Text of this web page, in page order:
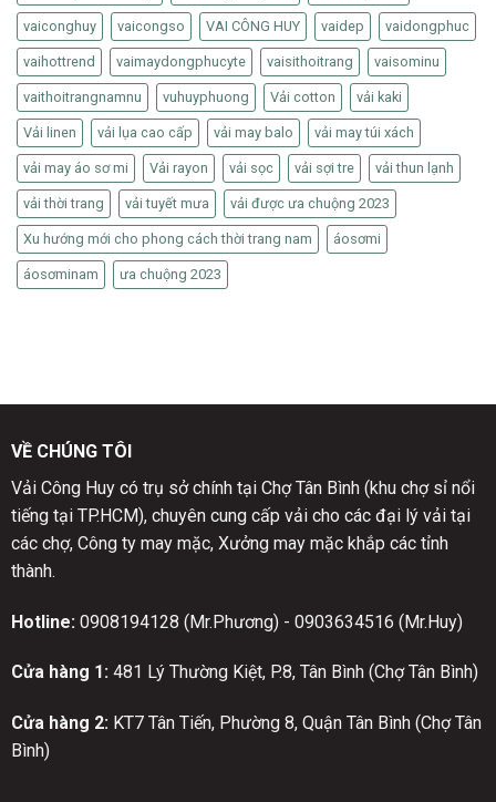
vaiconghuy vaicongso VAI CÔNG HUY vaidep vaidongphuc
vaihottrend vaimaydongphucyte vaisithoitrang vaisominu
vaithoitrangnamnu vuhuyphuong Vải cotton vải kaki
Vải linen vải lụa cao cấp vải may balo vải may túi xách
vải may áo sơ mi Vải rayon vải sọc vải sợi tre vải thun lạnh
vải thời trang vải tuyết mưa vải được ưa chuộng 2023
Xu hướng mới cho phong cách thời trang nam áosơmi
áosơminam ưa chuộng 2023
VỀ CHÚNG TÔI
Vải Công Huy có trụ sở chính tại Chợ Tân Bình (khu chợ sỉ nổi
tiếng tại TP.HCM), chuyên cung cấp vải cho các đại lý vải tại
các chợ, Công ty may mặc, Xưởng may mặc khắp các tỉnh
thành.
Hotline: 0908194128 (Mr.Phương) - 0903634516 (Mr.Huy)
Cửa hàng 1:481 Lý Thường Kiệt, P.8, Tân Bình (Chợ Tân Bình)
Cửa hàng 2:KT7 Tân Tiến, Phường 8, Quận Tân Bình (Chợ Tân
Bình)